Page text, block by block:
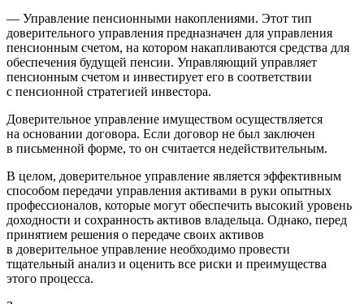
— Управление пенсионными накоплениями. Этот тип
доверительного управления предназначен для управления
пенсионным счетом, на котором накапливаются средства для
обеспечения будущей пенсии. Управляющий управляет
пенсионным счетом и инвестирует его в соответствии
с пенсионной стратегией инвестора.
Доверительное управление имуществом осуществляется
на основании договора. Если договор не был заключен
в письменной форме, то он считается недействительным.
В целом, доверительное управление является эффективным
способом передачи управления активами в руки опытных
профессионалов, которые могут обеспечить высокий уровень
доходности и сохранность активов владельца. Однако, перед
принятием решения о передаче своих активов
в доверительное управление необходимо провести
тщательный анализ и оценить все риски и преимущества
этого процесса.